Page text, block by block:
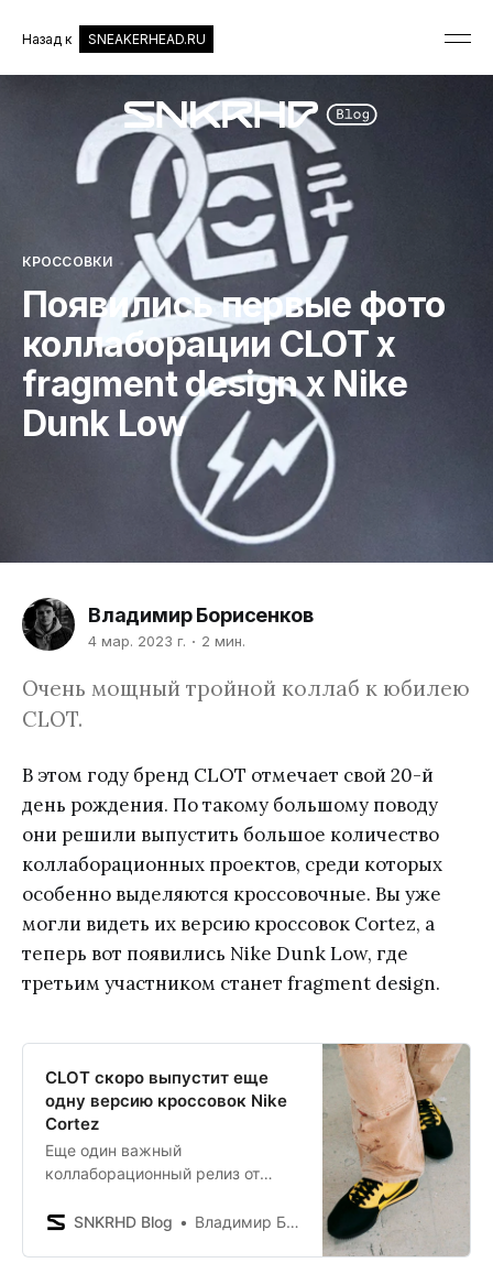
Назад к SNEAKERHEAD.RU
КРОССОВКИ
Появились первые фото
коллаборации CLOT x
fragment design x Nike
Dunk Low
Владимир Борисенков
4 мар. 2023 г. 2 мин.
Очень мощный тройной коллаб к юбилею
CLOT.
В этом году бренд CLOT отмечает свой 20-й
день рождения. По такому большому поводу
они решили выпустить большое количество
коллаборационных проектов, среди которых
особенно выделяются кроссовочные. Вы уже
могли видеть их версию кроссовок Cortez, а
теперь вот появились Nike Dunk Low, где
третьим участником станет fragment design.
CLOT скоро выпустит еще
одну версию кроссовок Nike
Cortez
Еще один важный
коллаборационный релиз от
SNKRHD Blog
Владимир Борисенков